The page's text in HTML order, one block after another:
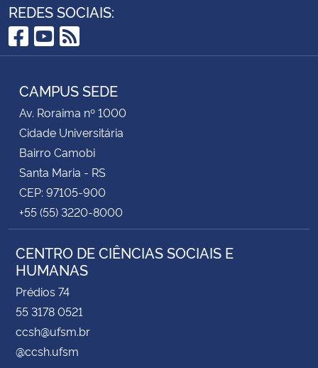
REDES SOCIAIS:
Facebook
YouTube
RSS
CAMPUS SEDE
Av. Roraima nº 1000
Cidade Universitária
Bairro Camobi
Santa Maria - RS
CEP: 97105-900
+55 (55) 3220-8000
CENTRO DE CIÊNCIAS SOCIAIS E
HUMANAS
Prédios 74
55 3178 0521
ccsh@ufsm.br
@ccsh.ufsm